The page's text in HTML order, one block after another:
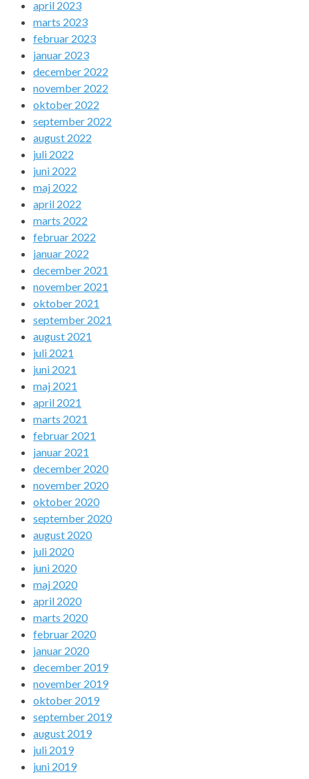
april 2023
marts 2023
februar 2023
januar 2023
december 2022
november 2022
oktober 2022
september 2022
august 2022
juli 2022
juni 2022
maj 2022
april 2022
marts 2022
februar 2022
januar 2022
december 2021
november 2021
oktober 2021
september 2021
august 2021
juli 2021
juni 2021
maj 2021
april 2021
marts 2021
februar 2021
januar 2021
december 2020
november 2020
oktober 2020
september 2020
august 2020
juli 2020
juni 2020
maj 2020
april 2020
marts 2020
februar 2020
januar 2020
december 2019
november 2019
oktober 2019
september 2019
august 2019
juli 2019
juni 2019